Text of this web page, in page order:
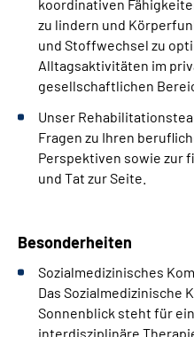
koordinativen
zu lindern und
und Stoffwechsel zu
Alltagsaktivitäten im
gesellschaftlichen
Unser
Fragen zu Ihren
Perspektiven sowie zur
und Tat zur Seite.
Besonderheiten
Sozialmedizinisches
Das Sozialmedizinische
Sonnenblick steht für
interdisziplinäre